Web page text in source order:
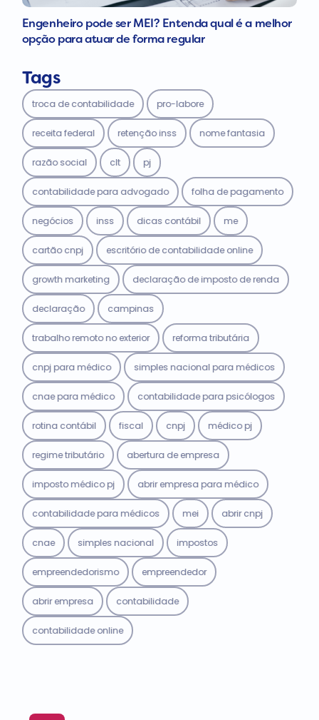
Engenheiro pode ser MEI? Entenda qual é a melhor
opção para atuar de forma regular
Tags
troca de contabilidade pro-labore
receita federal retenção inss nome fantasia
razão social clt pj
contabilidade para advogado folha de pagamento
negócios inss dicas contábil me
cartão cnpj escritório de contabilidade online
growth marketing declaração de imposto de renda
declaração campinas
trabalho remoto no exterior reforma tributária
cnpj para médico simples nacional para médicos
cnae para médico contabilidade para psicólogos
rotina contábil fiscal cnpj médico pj
regime tributário abertura de empresa
imposto médico pj abrir empresa para médico
contabilidade para médicos mei abrir cnpj
cnae simples nacional impostos
empreendedorismo empreendedor
abrir empresa contabilidade
contabilidade online